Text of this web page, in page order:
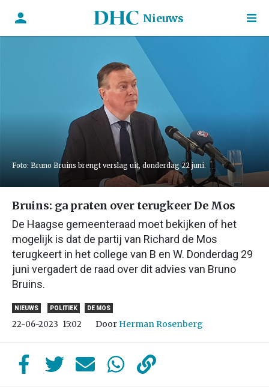
Nieuws
Foto: Bruno Bruins brengt verslag uit, donderdag 22 juni.
Bruins: ga praten over terugkeer De Mos
De Haagse gemeenteraad moet bekijken of het
mogelijk is dat de partij van Richard de Mos
terugkeert in het college van B en W. Donderdag 29
juni vergadert de raad over dit advies van Bruno
Bruins.
NIEUWS POLITIEK DE MOS
22-06-2023 15:02 Door Herman Rosenberg